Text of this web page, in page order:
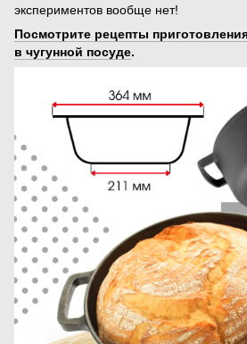
экспериментов вообще нет!
Посмотрите рецепты
в чугунной посуде.